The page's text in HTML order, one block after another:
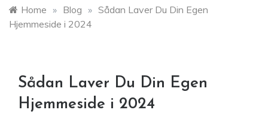
Home » Blog » Sådan Laver Du Din Egen
Hjemmeside i 2024
Sådan Laver Du Din Egen
Hjemmeside i 2024